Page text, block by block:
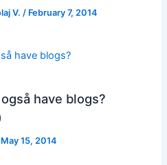
V./ February 7, 2014
have blogs?
May 15, 2014